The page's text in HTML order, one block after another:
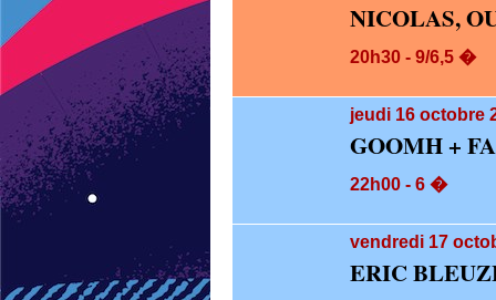
NICOLAS,
20h30 - 9/6,5 �
jeudi 16 octobre
GOOMH +
22h00 - 6 �
vendredi 17
ERIC